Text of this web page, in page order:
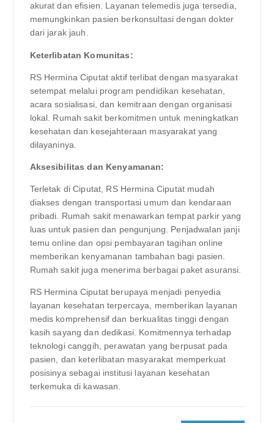
akurat dan efisien. Layanan telemedis juga tersedia,
memungkinkan pasien berkonsultasi dengan dokter
dari jarak jauh.
Keterlibatan Komunitas:
RS Hermina Ciputat aktif terlibat dengan masyarakat
setempat melalui program pendidikan kesehatan,
acara sosialisasi, dan kemitraan dengan organisasi
lokal. Rumah sakit berkomitmen untuk meningkatkan
kesehatan dan kesejahteraan masyarakat yang
dilayaninya.
Aksesibilitas dan Kenyamanan:
Terletak di Ciputat, RS Hermina Ciputat mudah
diakses dengan transportasi umum dan kendaraan
pribadi. Rumah sakit menawarkan tempat parkir yang
luas untuk pasien dan pengunjung. Penjadwalan janji
temu online dan opsi pembayaran tagihan online
memberikan kenyamanan tambahan bagi pasien.
Rumah sakit juga menerima berbagai paket asuransi.
RS Hermina Ciputat berupaya menjadi penyedia
layanan kesehatan terpercaya, memberikan layanan
medis komprehensif dan berkualitas tinggi dengan
kasih sayang dan dedikasi. Komitmennya terhadap
teknologi canggih, perawatan yang berpusat pada
pasien, dan keterlibatan masyarakat memperkuat
posisinya sebagai institusi layanan kesehatan
terkemuka di kawasan.